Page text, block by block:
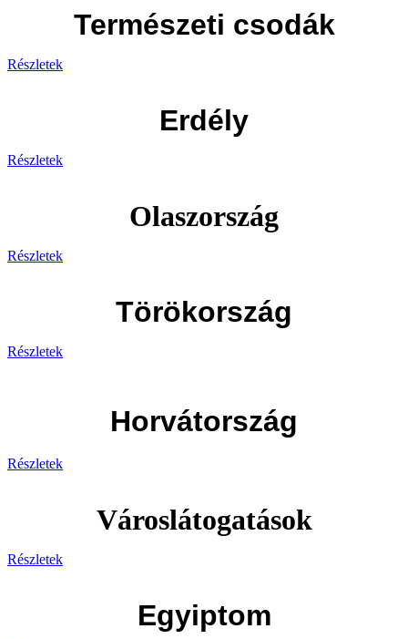
Természeti csodák
Részletek
Erdély
Részletek
Olaszország
Részletek
Törökország
Részletek
Horvátország
Részletek
Városlátogatások
Részletek
Egyiptom